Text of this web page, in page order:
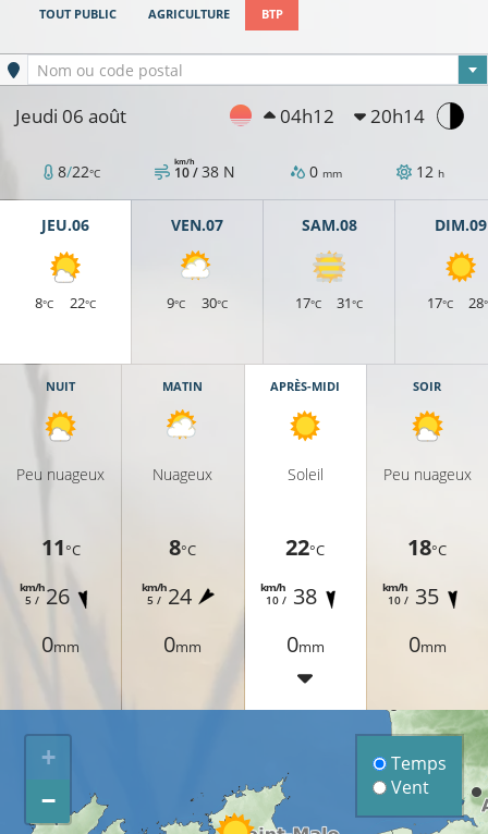
TOUT PUBLIC AGRICULTURE BTP
Ville sélectionnée
Nom ou code postal
Jeudi 06 août 04h12 20h14
8/22°C 10 /
km/h 38 N 0 mm 12 h
JEU.06
8°C 22°C
VEN.07
9°C 30°C
SAM.08
17°C 31°C
DIM.09
17°C 28
NUIT
Peu nuageux
11°C
5 /
km/h26
0mm
MATIN
Nuageux
8°C
5 /
km/h24
0mm
APRÈS-MIDI
Soleil
22°C
10 /
km/h 38
0mm
SOIR
Peu nuageux
18°C
10 /
km/h 35
0mm
+
−
Temps
Vent